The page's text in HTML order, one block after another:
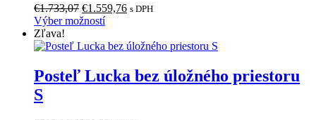
€1.733,07 Pôvodná
cena
€1.733,07.
€1.559,76Aktuálna
€1.559,76.
s DPH
Výber možnostíTento
má
variantov.
Možnosti
Zľava!
Posteľ Lucka bez úložného priestoru
S